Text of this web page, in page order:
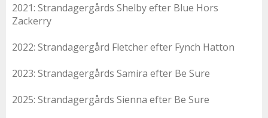
2021: Strandagergårds Shelby efter Blue Hors
Zackerry
2022: Strandagergård Fletcher efter Fynch Hatton
2023: Strandagergårds Samira efter Be Sure
2025: Strandagergårds Sienna efter Be Sure